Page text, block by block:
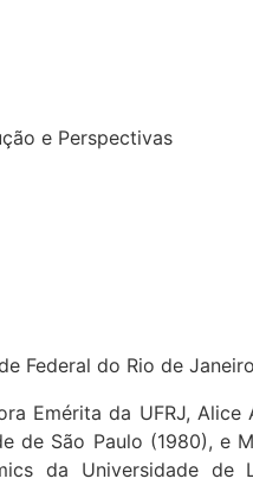
e Perspectivas
Federal do Rio de Janeiro
Emérita da UFRJ,
de São Paulo (1980), e
da Universidade de